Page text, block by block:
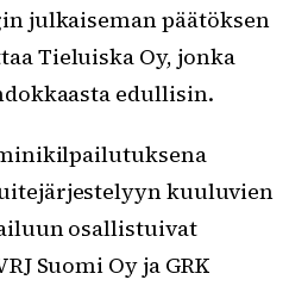
julkaiseman päätöksen
Tieluiska Oy, jonka
edullisin.
kuuluvien
osallistuivat
Suomi Oy ja GRK